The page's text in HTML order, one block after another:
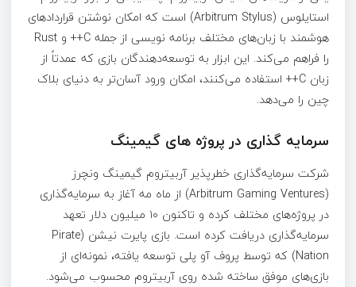
استایلوس (Arbitrum Stylus) است که امکان نوشتن قراردادهای
هوشمند با زبان‌های مختلف برنامه نویسی از جمله C++ و Rust
را فراهم می‌کند. این ابزار به توسعه‌دهندگان بازی که عمدتاً از
زبان C++ استفاده می‌کنند، امکان ورود آسان‌تر به دنیای بلاک
چین را می‌دهد.
سرمایه گذاری در پروژه های گیمینگ
شرکت سرمایه‌گذاری خطرپذیر آربیتروم گیمینگ ونچرز
(Arbitrum Gaming Ventures) از ماه مه آغاز به سرمایه‌گذاری
در پروژه‌های مختلف کرده و تاکنون ۱۰ میلیون دلار تعهد
سرمایه‌گذاری دریافت کرده است. بازی پایرت نیشن (Pirate
Nation) که توسط پروف آو پلی توسعه یافته، نمونه‌ای از
بازی‌های موفق ساخته شده روی آربیتروم محسوب می‌شود.